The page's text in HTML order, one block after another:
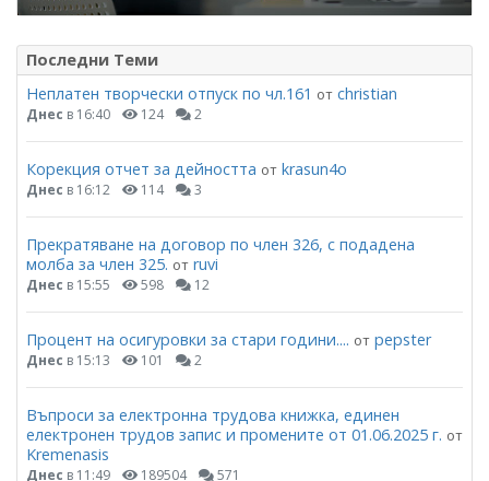
Последни Теми
Неплатен творчески отпуск по чл.161 от christian
Днес в 16:40 124 2
Корекция отчет за дейността от krasun4o
Днес в 16:12 114 3
Прекратяване на договор по член 326, с подадена
молба за член 325. от ruvi
Днес в 15:55 598 12
Процент на осигуровки за стари години.... от pepster
Днес в 15:13 101 2
Въпроси за електронна трудова книжка, единен
електронен трудов запис и промените от 01.06.2025 г. от
Kremenasis
Днес в 11:49 189504 571